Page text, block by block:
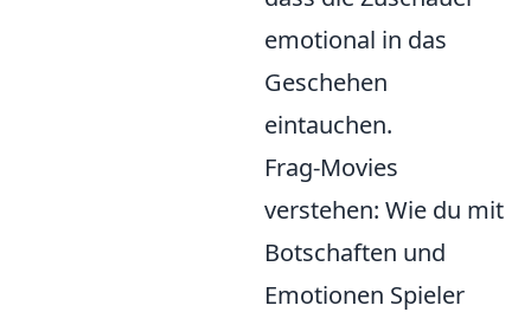
emotional in das
Geschehen
eintauchen.
Frag-Movies
verstehen: Wie du mit
Botschaften und
Emotionen Spieler